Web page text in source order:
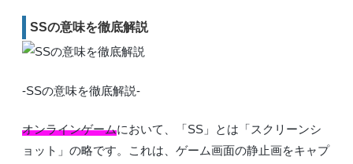
SSの意味を徹底解説
-SSの意味を徹底解説-
オンラインゲームにおいて、「SS」とは「スクリーンシ
ョット」の略です。これは、ゲーム画面の静止画をキャプ